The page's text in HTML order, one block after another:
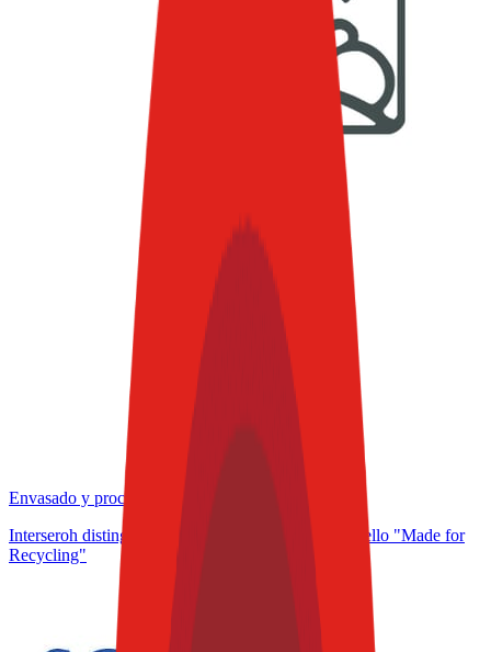
Envasado y procesamiento
Interseroh distingue a la empresa e Koehler con el sello "Made for
Recycling"